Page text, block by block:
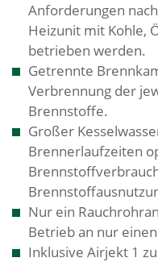
Anforderungen
Heizunit mit Kohle,
betrieben werden.
Getrennte
Verbrennung der
Brennstoffe.
Großer
Brennerlaufzeiten
Nur ein
Betrieb an nur
Inklusive Airjekt 1